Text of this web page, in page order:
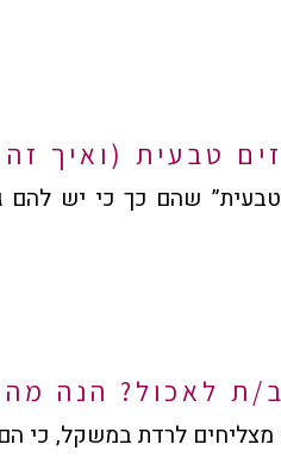
שהם כך כי יש להם
ת לאכול? הנה
לרדת במשקל, כי